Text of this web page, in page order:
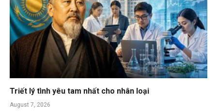
Triết lý tình yêu tam nhất cho nhân loại
August 7, 2026